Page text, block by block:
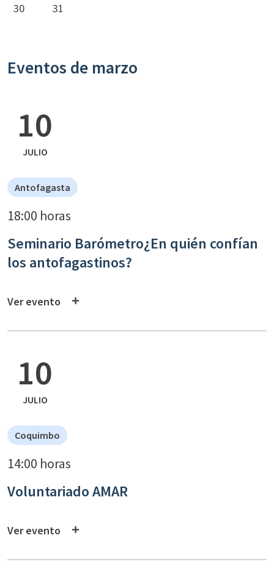
30
31
Eventos de marzo
10
JULIO
Antofagasta
18:00 horas
Seminario Barómetro¿En quién confían
los antofagastinos?
Ver evento
10
JULIO
Coquimbo
14:00 horas
Voluntariado AMAR
Ver evento